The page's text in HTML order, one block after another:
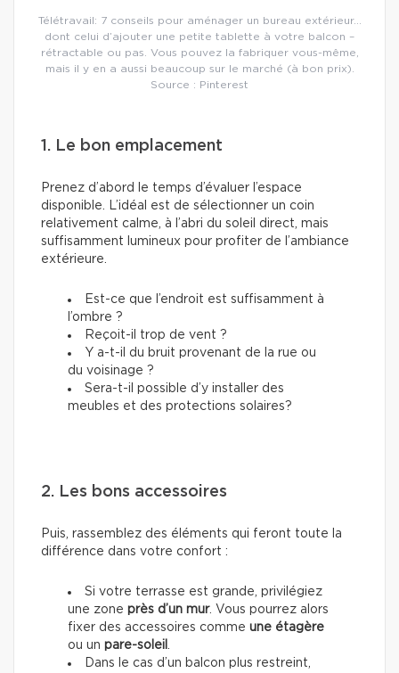
Télétravail: 7 conseils pour aménager un bureau extérieur…
dont celui d’ajouter une petite tablette à votre balcon –
rétractable ou pas. Vous pouvez la fabriquer vous-même,
mais il y en a aussi beaucoup sur le marché (à bon prix).
Source : Pinterest
1. Le bon emplacement
Prenez d’abord le temps d’évaluer l’espace
disponible. L’idéal est de sélectionner un coin
relativement calme, à l’abri du soleil direct, mais
suffisamment lumineux pour profiter de l’ambiance
extérieure.
Est-ce que l’endroit est suffisamment à
l’ombre ?
Reçoit-il trop de vent ?
Y a-t-il du bruit provenant de la rue ou
du voisinage ?
Sera-t-il possible d’y installer des
meubles et des protections solaires?
2. Les bons accessoires
Puis, rassemblez des éléments qui feront toute la
différence dans votre confort :
Si votre terrasse est grande, privilégiez
une zone près d’un mur. Vous pourrez alors
fixer des accessoires comme une étagère
ou un pare-soleil
Dans le cas d’un balcon plus restreint,